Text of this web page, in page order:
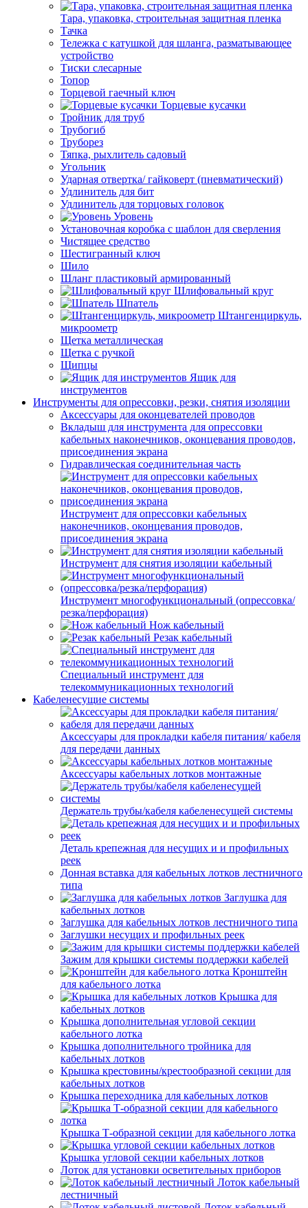
Тара, упаковка, строительная защитная пленка
Тачка
Тележка с катушкой для шланга, разматывающее
устройство
Тиски слесарные
Топор
Торцевой гаечный ключ
Торцевые кусачки
Тройник для труб
Трубогиб
Труборез
Тяпка, рыхлитель садовый
Угольник
Ударная отвертка/ гайковерт (пневматический)
Удлинитель для бит
Удлинитель для торцовых головок
Уровень
Установочная коробка с шаблон для сверления
Чистящее средство
Шестигранный ключ
Шило
Шланг пластиковый армированный
Шлифовальный круг
Шпатель
Штангенциркуль,
микроометр
Щетка металлическая
Щетка с ручкой
Щипцы
Ящик для
инструментов
Инструменты для опрессовки, резки, снятия изоляции
Аксессуары для оконцевателей проводов
Вкладыш для инструмента для опрессовки
кабельных наконечников, оконцевания проводов,
присоединения экрана
Гидравлическая соединительная часть
Инструмент для опрессовки кабельных
наконечников, оконцевания проводов,
присоединения экрана
Инструмент для снятия изоляции кабельный
Инструмент многофункциональный (опрессовка/
резка/перфорация)
Нож кабельный
Резак кабельный
Специальный инструмент для
телекоммуникационных технологий
Кабеленесущие системы
Аксессуары для прокладки кабеля питания/ кабеля
для передачи данных
Аксессуары кабельных лотков монтажные
Держатель трубы/кабеля кабеленесущей системы
Деталь крепежная для несущих и и профильных
реек
Донная вставка для кабельных лотков лестничного
типа
Заглушка для
кабельных лотков
Заглушка для кабельных лотков лестничного типа
Заглушки несущих и профильных реек
Зажим для крышки системы поддержки кабелей
Кронштейн
для кабельного лотка
Крышка для
кабельных лотков
Крышка дополнительная угловой секции
кабельного лотка
Крышка дополнительного тройника для
кабельных лотков
Крышка крестовины/крестообразной секции для
кабельных лотков
Крышка переходника для кабельных лотков
Крышка Т-образной секции для кабельного лотка
Крышка угловой секции кабельных лотков
Лоток для установки осветительных приборов
Лоток кабельный
лестничный